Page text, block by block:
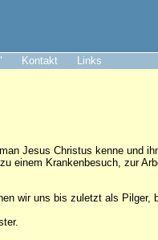
Kontakt Links
Jesus Christus kenne und
einem Krankenbesuch, zur
wir uns bis zuletzt als Pilger,